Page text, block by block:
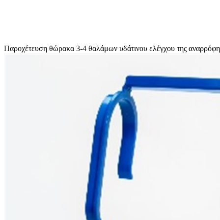
Παροχέτευση θώρακα 3-4 θαλάμων υδάτινου ελέγχου της